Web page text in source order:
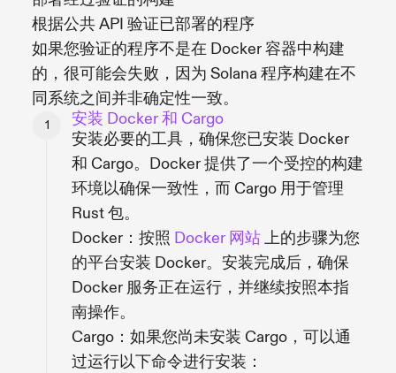
根据公共 API 验证已部署的程序
如果您验证的程序不是在 Docker 容器中构建
的，很可能会失败，因为 Solana 程序构建在不
同系统之间并非确定性一致。
安装 Docker 和 Cargo
安装必要的工具，确保您已安装 Docker
和 Cargo。Docker 提供了一个受控的构建
环境以确保一致性，而 Cargo 用于管理
Rust 包。
Docker：按照 Docker 网站上的步骤为您
的平台安装 Docker。安装完成后，确保
Docker 服务正在运行，并继续按照本指
南操作。
Cargo：如果您尚未安装 Cargo，可以通
过运行以下命令进行安装：